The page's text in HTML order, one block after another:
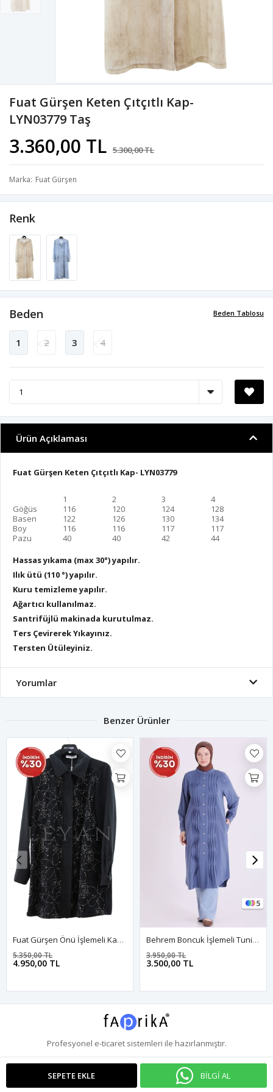
Fuat Gürşen Keten Çıtçıtlı Kap-
LYN03779 Taş
3.360,00 TL 5.300,00 TL
Marka Fuat Gürşen
Renk
Beden Tablosu
Beden
1 2 3 4
SEPETE EKLE BİLGİ AL
Ürün Açıklaması
Fuat Gürşen Keten Çıtçıtlı Kap- LYN03779
1 2 3
4
Göğüs
116 120 124
128
Basen
122 126 130
134
Boy
116 116 117
117
Pazu
40 40 42
44
Hassas yıkama (max 30°) yapılır.
Ilık ütü (110 °) yapılır.
Kuru temizleme yapılır.
Ağartıcı kullanılmaz.
Santrifüjlü makinada kurutulmaz.
Ters Çevirerek Yıkayınız.
Tersten Ütüleyiniz.
Yorumlar
Benzer Ürünler
Fuat Gürşen Önü İşlemeli Kap- LYN03958 Siyah
4.950,00 TL
5.350,00 TL
5
Behrem Boncuk İşlemeli Tunik-LYN04664 İndigo
3.500,00 TL
3.950,00 TL
Profesyonel e-ticaretsistemleri ile hazırlanmıştır.